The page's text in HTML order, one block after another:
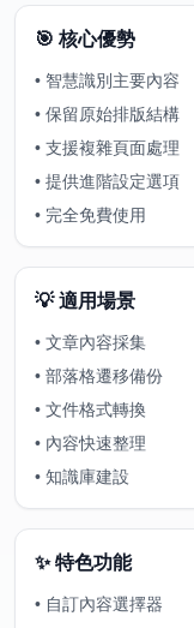
🎯 核心優勢
• 智慧識別主要內容
• 保留原始排版結構
• 支援複雜頁面處理
• 提供進階設定選項
• 完全免費使用
💡 適用場景
• 文章內容採集
• 部落格遷移備份
• 文件格式轉換
• 內容快速整理
• 知識庫建設
✨ 特色功能
• 自訂內容選擇器